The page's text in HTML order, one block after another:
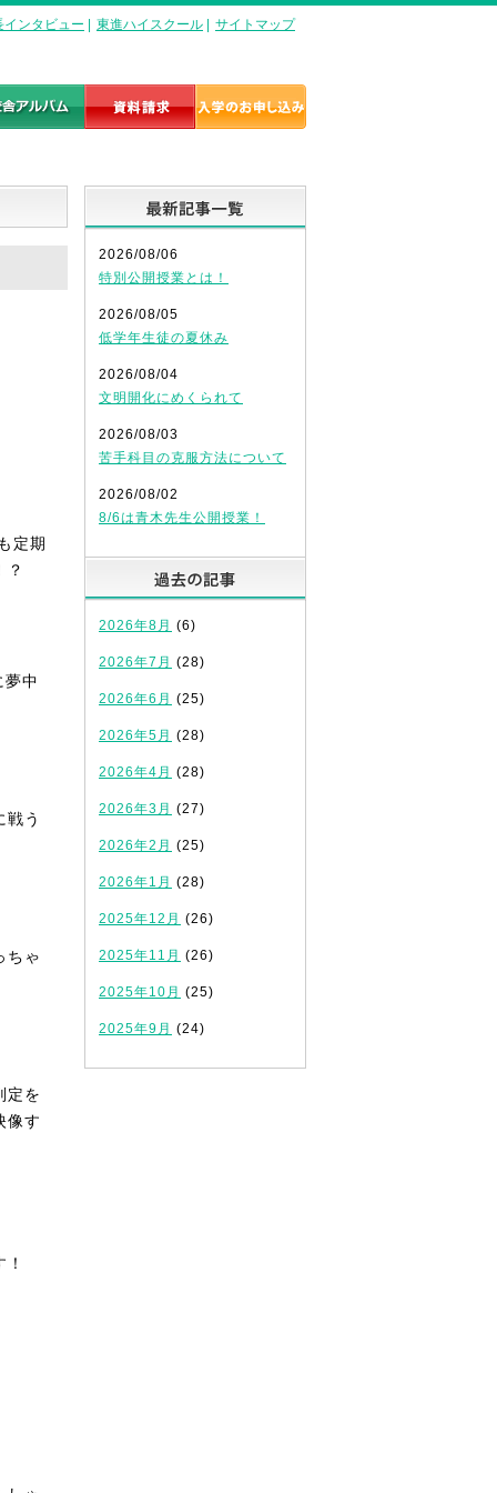
インタビュー 東進ハイスクール サイトマップ
定期
？
夢中
戦う
ちゃ
定を
像す
2026/08/06
特別公開授業とは！
2026/08/05
低学年生徒の夏休み
2026/08/04
文明開化にめくられて
2026/08/03
苦手科目の克服方法について
2026/08/02
8/6は青木先生公開授業！
2026年8月 (6)
2026年7月 (28)
2026年6月 (25)
2026年5月 (28)
2026年4月 (28)
2026年3月 (27)
2026年2月 (25)
2026年1月 (28)
2025年12月 (26)
2025年11月 (26)
2025年10月 (25)
2025年9月 (24)